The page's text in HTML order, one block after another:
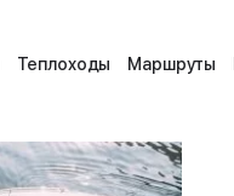
Теплоходы Маршруты